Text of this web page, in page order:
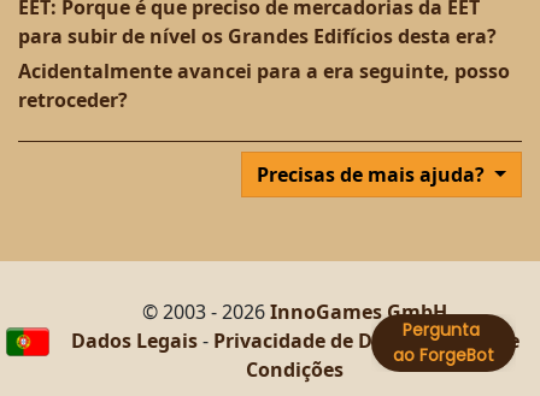
EET: Porque é que preciso de mercadorias da EET
para subir de nível os Grandes Edifícios desta era?
Acidentalmente avancei para a era seguinte, posso
retroceder?
Precisas de mais ajuda?
© 2003 - 2026InnoGames GmbH
Dados Legais- Privacidade de Dados-Termos e
Condições